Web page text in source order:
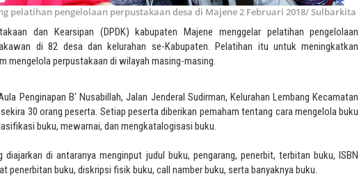
pelatihan pengelolaan perpustakaan desa di Majene 2 Februari 2018/ Sulbarkita
dan Kearsipan (DPDK) kabupaten Majene menggelar pelatihan pengelolaan
di 82 desa dan kelurahan se-Kabupaten. Pelatihan itu untuk meningkatkan
mengelola perpustakaan di wilayah masing-masing.
Penginapan B' Nusabillah, Jalan Jenderal Sudirman, Kelurahan Lembang Kecamatan
30 orang peserta. Setiap peserta diberikan pemaham tentang cara mengelola buku
buku, mewarnai, dan mengkatalogisasi buku.
diajarkan di antaranya menginput judul buku, pengarang, penerbit, terbitan buku, ISBN
penerbitan buku, diskripsi fisik buku, call namber buku, serta banyaknya buku.